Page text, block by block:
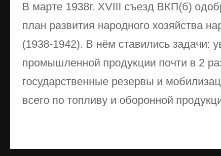
В марте 1938г. XVIII съезд ВКП(б)
план развития народного хозяйства
(1938-1942). В нём ставились задачи:
промышленной продукции почти в 2
государственные резервы и
всего по топливу и оборонной